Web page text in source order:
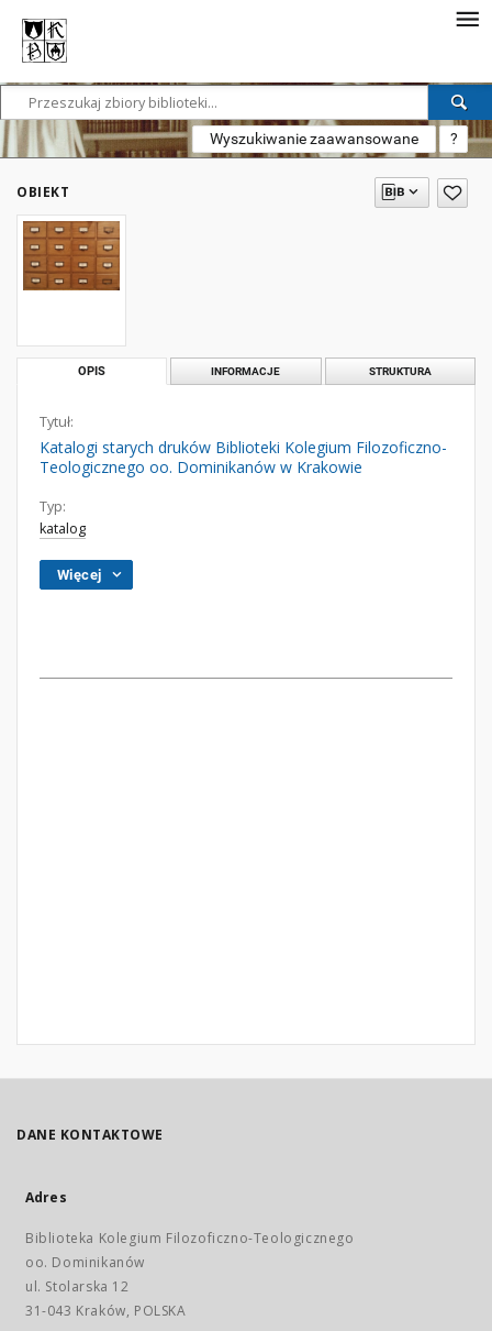
Wyszukiwanie zaawansowane ?
OBIEKT
OPIS INFORMACJE STRUKTURA
Tytuł:
Katalogi starych druków Biblioteki Kolegium Filozoficzno-
Teologicznego oo. Dominikanów w Krakowie
Typ:
katalog
Więcej
DANE KONTAKTOWE
Adres
Biblioteka Kolegium Filozoficzno-Teologicznego
oo. Dominikanów
ul. Stolarska 12
31-043 Kraków, POLSKA